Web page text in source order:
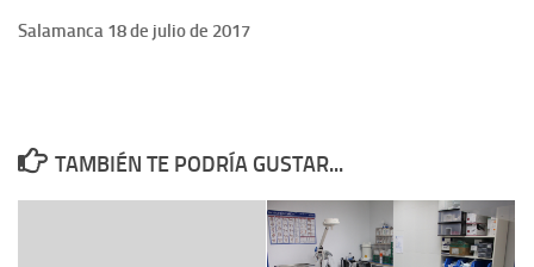
Salamanca 18 de julio de 2017
TAMBIÉN TE PODRÍA GUSTAR...